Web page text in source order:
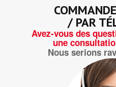
/ PAR
Avez-vous des
une
Nous serions